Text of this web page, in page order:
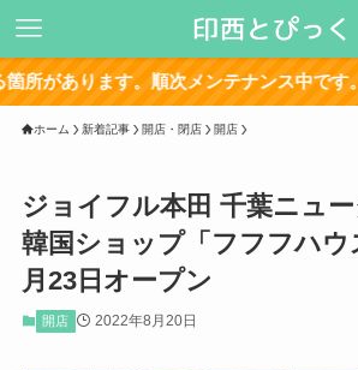
ホーム 新着記事 開店・閉店 開店
ジョイフル本田 千葉ニュ
韓国ショップ「フフフハウ
月23日オープン
開店 2022年8月20日